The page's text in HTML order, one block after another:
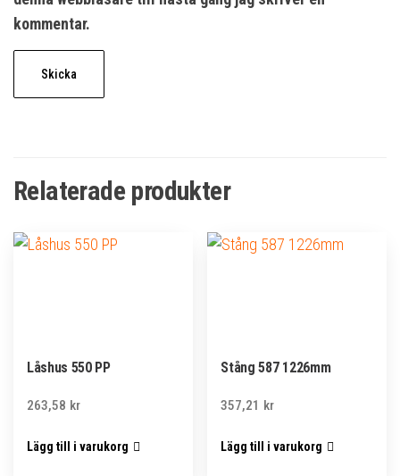
kommentar.
Relaterade produkter
Låshus 550 PP
263,58 kr
Lägg till i varukorg
Stång 587 1226mm
357,21 kr
Lägg till i varukorg